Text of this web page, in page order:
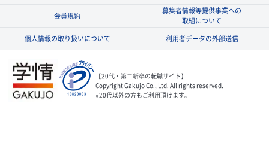
会員規約
募集者情報等提供事業への
取組について
個人情報の取り扱いについて
利用者データの外部送信
【20代・第二新卒の転職サイト】
Copyright Gakujo Co., Ltd. All rights reserved.
※20代以外の方もご利用頂けます。